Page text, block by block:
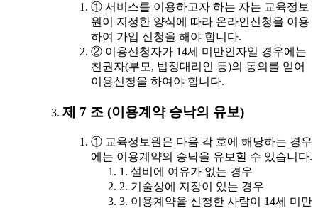
① 서비스를 이용하고자 하는 자는 교육정보
원이 지정한 양식에 따라 온라인신청을 이용
하여 가입 신청을 해야 합니다.
② 이용신청자가 14세 미만인자일 경우에는
친권자(부모, 법정대리인 등)의 동의를 얻어
이용신청을 하여야 합니다.
제 7 조 (이용계약 승낙의 유보)
① 교육정보원은 다음 각 호에 해당하는 경우
에는 이용계약의 승낙을 유보할 수 있습니다.
1. 설비에 여유가 없는 경우
2. 기술상에 지장이 있는 경우
3. 이용계약을 신청한 사람이 14세 미만